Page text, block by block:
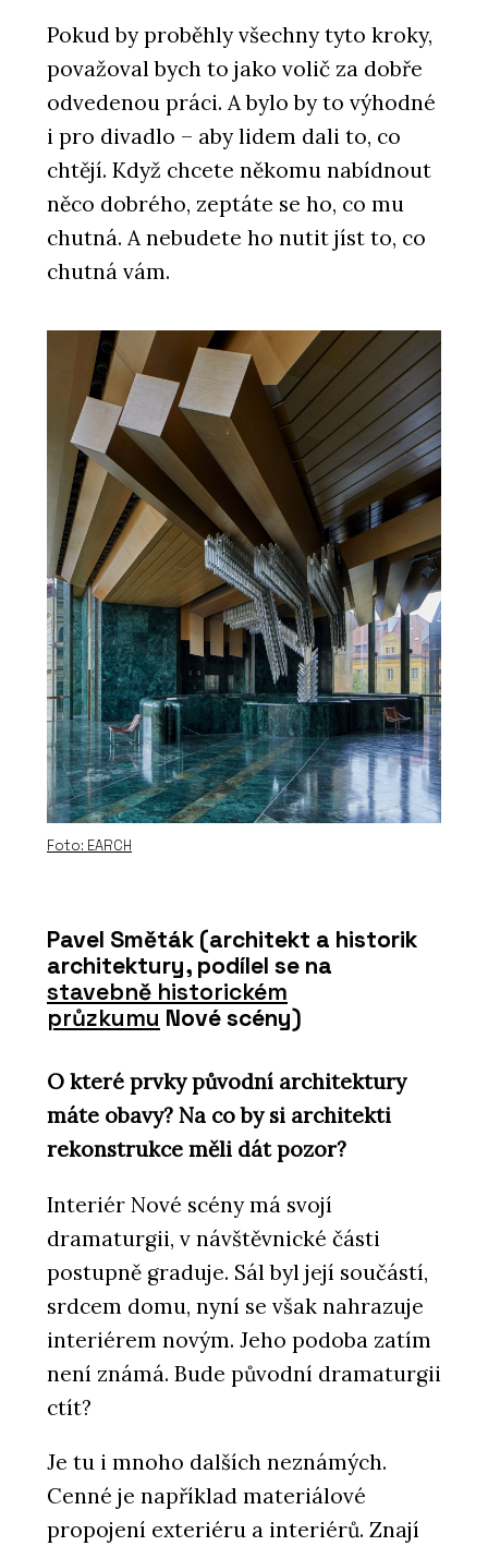
Pokud by proběhly všechny tyto kroky,
považoval bych to jako volič za dobře
odvedenou práci. A bylo by to výhodné
i pro divadlo – aby lidem dali to, co
chtějí. Když chcete někomu nabídnout
něco dobrého, zeptáte se ho, co mu
chutná. A nebudete ho nutit jíst to, co
chutná vám.
Foto: EARCH
Pavel Směták (architekt a historik
architektury, podílel se na
stavebně historickém
průzkumu Nové scény)
O které prvky původní architektury
máte obavy? Na co by si architekti
rekonstrukce měli dát pozor?
Interiér Nové scény má svojí
dramaturgii, v návštěvnické části
postupně graduje. Sál byl její součástí,
srdcem domu, nyní se však nahrazuje
interiérem novým. Jeho podoba zatím
není známá. Bude původní dramaturgii
ctít?
Je tu i mnoho dalších neznámých.
Cenné je například materiálové
propojení exteriéru a interiérů. Znají